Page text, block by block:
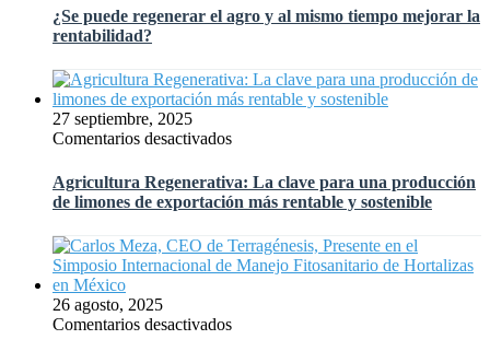
puede
regenerar
agro
y
al
tiempo
la
rentabilidad?
¿Se puede regenerar el agro y al mismo tiempo mejorar la
rentabilidad?
27 septiembre, 2025
Comentarios desactivadosen
Regenerativa:
La
clave
para
una
producción
de
Agricultura Regenerativa: La clave para una producción
de limones de exportación más rentable y sostenible
26 agosto, 2025
Comentarios desactivadosen